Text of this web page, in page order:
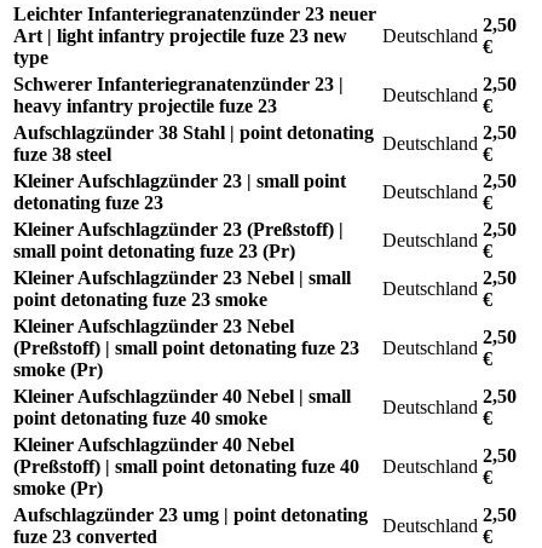
Leichter Infanteriegranatenzünder 23 neuer
Art | light infantry projectile fuze 23 new
type
Deutschland
2,50
€
Schwerer Infanteriegranatenzünder 23 |
heavy infantry projectile fuze 23
Deutschland
2,50
€
Aufschlagzünder 38 Stahl | point detonating
fuze 38 steel
Deutschland
2,50
€
Kleiner Aufschlagzünder 23 | small point
detonating fuze 23
Deutschland
2,50
€
Kleiner Aufschlagzünder 23 (Preßstoff) |
small point detonating fuze 23 (Pr)
Deutschland
2,50
€
Kleiner Aufschlagzünder 23 Nebel | small
point detonating fuze 23 smoke
Deutschland
2,50
€
Kleiner Aufschlagzünder 23 Nebel
(Preßstoff) | small point detonating fuze 23
smoke (Pr)
Deutschland
2,50
€
Kleiner Aufschlagzünder 40 Nebel | small
point detonating fuze 40 smoke
Deutschland
2,50
€
Kleiner Aufschlagzünder 40 Nebel
(Preßstoff) | small point detonating fuze 40
smoke (Pr)
Deutschland
2,50
€
Aufschlagzünder 23 umg | point detonating
fuze 23 converted
Deutschland
2,50
€